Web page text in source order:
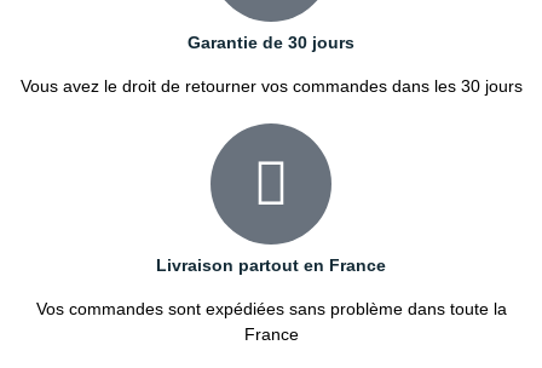
Garantie de 30 jours
Vous avez le droit de retourner vos commandes dans les 30 jours
Livraison partout en France
Vos commandes sont expédiées sans problème dans toute la
France